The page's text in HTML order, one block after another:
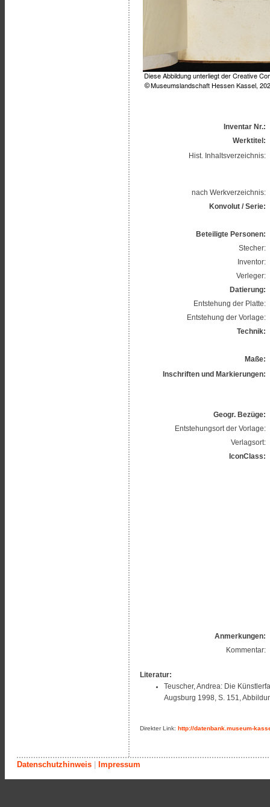
Inventar Nr.:
Werktitel:
Hist. Inhaltsverzeichnis:
nach Werkverzeichnis:
Konvolut / Serie:
Beteiligte Personen:
Stecher:
Inventor:
Verleger:
Datierung:
Entstehung der Platte:
Entstehung der Vorlage:
Technik:
Maße:
Inschriften und Markierungen:
Geogr. Bezüge:
Entstehungsort der Vorlage:
Verlagsort:
IconClass:
Anmerkungen:
Kommentar:
Literatur:
Teuscher, Andrea: Die
Augsburg 1998, S. 151,
Direkter Link: http://datenbank.museum-
Datenschutzhinweis Impressum